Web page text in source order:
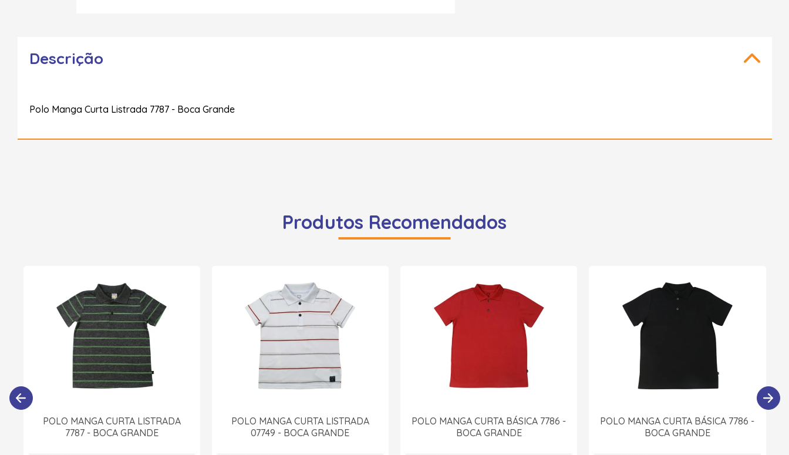
Descrição
Polo Manga Curta Listrada 7787 - Boca Grande
Produtos Recomendados
POLO MANGA CURTA LISTRADA
7787 - BOCA GRANDE
POLO MANGA CURTA LISTRADA
07749 - BOCA GRANDE
POLO MANGA CURTA BÁSICA 7786 -
BOCA GRANDE
POLO MANGA CURTA BÁSICA 7786 -
BOCA GRANDE